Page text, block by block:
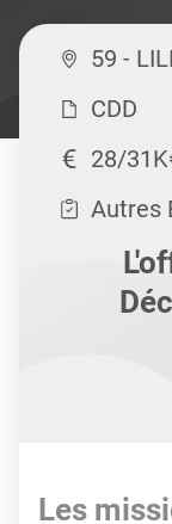
59 -
CDD
28/
Autres
Les